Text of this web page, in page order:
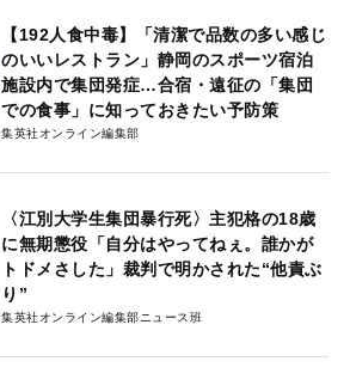
【192人食中毒】「清潔で品数の多い感じ
のいいレストラン」静岡のスポーツ宿泊
施設内で集団発症…合宿・遠征の「集団
での食事」に知っておきたい予防策
集英社オンライン編集部
〈江別大学生集団暴行死〉主犯格の18歳
に無期懲役「自分はやってねぇ。誰かが
トドメさした」裁判で明かされた“他責ぶ
り”
集英社オンライン編集部ニュース班